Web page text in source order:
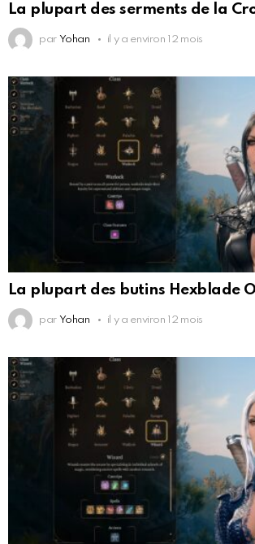
La plupart des serments de la
par Yohan il y a environ 12 mois
La plupart des butins Hexblade
par Yohan il y a environ 12 mois